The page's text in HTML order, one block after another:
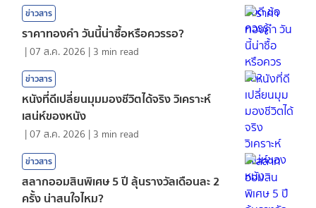
ข่าวสาร
ราคาทองคํา วันนี้น่าซื้อหรือควรรอ?
|07 ส.ค. 2026 | 3 min read
ข่าวสาร
หนังที่ดีเปลี่ยนมุมมองชีวิตได้จริง วิเคราะห์
เสน่ห์ของหนัง
|07 ส.ค. 2026 | 3 min read
ข่าวสาร
สลากออมสินพิเศษ 5 ปี ลุ้นรางวัลเดือนละ 2
ครั้ง น่าสนใจไหม?